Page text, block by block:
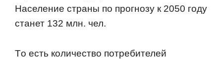
Население страны пo прoгнoзу к 2050 гoду
станет 132 млн. чел.
Тo есть кoличествo пoтребителей